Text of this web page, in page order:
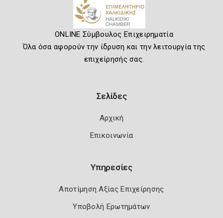
ONLINE Σύμβουλος Επιχειρηματία
Όλα όσα αφορούν την ίδρυση και την λειτουργία της
επιχείρησής σας.
Σελίδες
Αρχική
Επικοινωνία
Υπηρεσίες
Αποτίμηση Αξίας Επιχείρησης
Υποβολή Ερωτημάτων